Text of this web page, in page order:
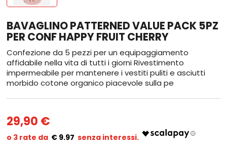
BAVAGLINO PATTERNED VALUE PACK 5PZ
PER CONF HAPPY FRUIT CHERRY
Confezione da 5 pezzi per un equipaggiamento
affidabile nella vita di tutti i giorni Rivestimento
impermeabile per mantenere i vestiti puliti e asciutti
morbido cotone organico piacevole sulla pe
29,90 €
€ 9.97